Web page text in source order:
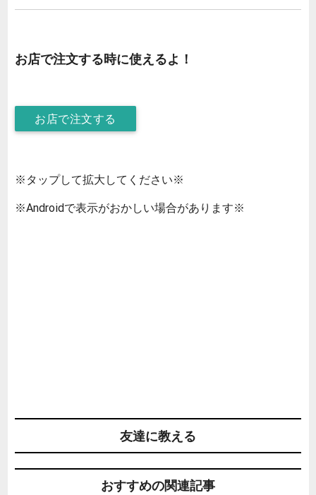
お店で注文する時に使えるよ！
お店で注文する
※タップして拡大してください※
※Androidで表示がおかしい場合があります※
友達に教える
おすすめの関連記事